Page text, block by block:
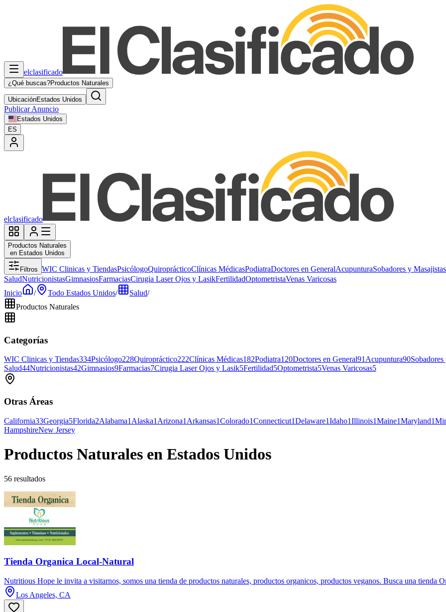
elclasificado
¿Qué buscas?Productos Naturales
UbicaciónEstados Unidos
Publicar Anuncio
Estados Unidos
ES
elclasificado
Productos Naturales
en Estados Unidos
Filtros WIC Clinicas y TiendasPsicólogoQuiroprácticoClínicas MédicasPodiatraDoctores en GeneralAcupunturaSobadores y Masajistas
SaludNutricionistasGimnasiosFarmaciasCirugia Laser Ojos y LasikFertilidadOptometristaVenas Varicosas
Inicio
/ Todo Estados Unidos/ Salud/
Productos Naturales
Categorías
WIC Clinicas y Tiendas334Psicólogo228Quiropráctico222Clínicas Médicas182Podiatra120Doctores en General91Acupuntura90
Salud44Nutricionistas42Gimnasios9Farmacias7Cirugia Laser Ojos y Lasik5Fertilidad5Optometrista5Venas Varicosas5
Otras Áreas
California33Georgia5Florida2Alabama1 Alaska1 Arizona1 Arkansas1Colorado1Connecticut1Delaware1Idaho1Illinois1Maine1Maryland1
HampshireNew Jersey
Productos Naturales en Estados Unidos
56 resultados
Tienda Organica Local-Natural
Nutritious Hope le invita a visitarnos, somos una tienda de productos naturales, productos organicos, productos veganos. Busca una tienda
Los Angeles, CA